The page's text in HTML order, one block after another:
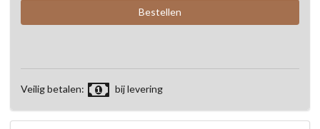
Veilig betalen: bij levering